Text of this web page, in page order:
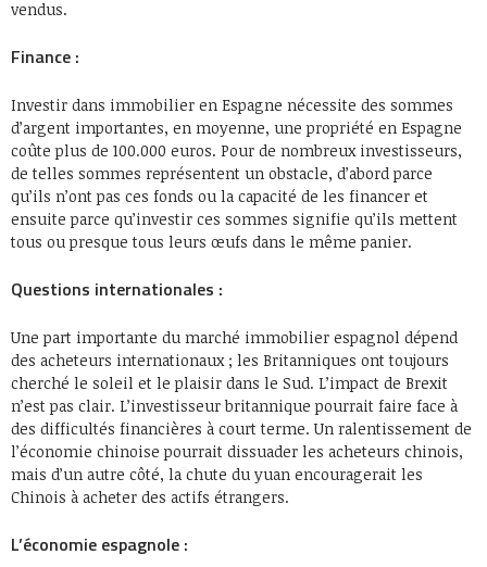
vendus.
Finance :
Investir dans immobilier en Espagne nécessite des sommes
d’argent importantes, en moyenne, une propriété en Espagne
coûte plus de 100.000 euros. Pour de nombreux investisseurs,
de telles sommes représentent un obstacle, d’abord parce
qu’ils n’ont pas ces fonds ou la capacité de les financer et
ensuite parce qu’investir ces sommes signifie qu’ils mettent
tous ou presque tous leurs œufs dans le même panier.
Questions internationales :
Une part importante du marché immobilier espagnol dépend
des acheteurs internationaux ; les Britanniques ont toujours
cherché le soleil et le plaisir dans le Sud. L’impact de Brexit
n’est pas clair. L’investisseur britannique pourrait faire face à
des difficultés financières à court terme. Un ralentissement de
l’économie chinoise pourrait dissuader les acheteurs chinois,
mais d’un autre côté, la chute du yuan encouragerait les
Chinois à acheter des actifs étrangers.
L’économie espagnole :